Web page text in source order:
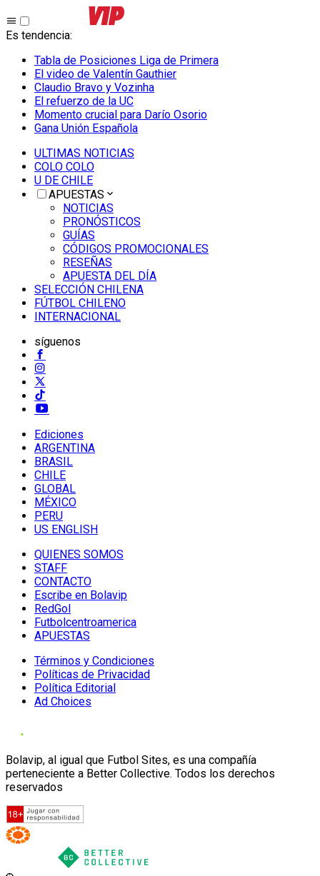
Es tendencia:
Tabla de Posiciones Liga de Primera
El video de Valentín Gauthier
Claudio Bravo y Vozinha
El refuerzo de la UC
Momento crucial para Darío Osorio
Gana Unión Española
ULTIMAS NOTICIAS
COLO COLO
U DE CHILE
APUESTAS
NOTICIAS
PRONÓSTICOS
GUÍAS
CÓDIGOS PROMOCIONALES
RESEÑAS
APUESTA DEL DÍA
SELECCIÓN CHILENA
FÚTBOL CHILENO
INTERNACIONAL
síguenos
Ediciones
ARGENTINA
BRASIL
CHILE
GLOBAL
MÉXICO
PERU
US ENGLISH
QUIENES SOMOS
STAFF
CONTACTO
Escribe en Bolavip
RedGol
Futbolcentroamerica
APUESTAS
Términos y Condiciones
Políticas de Privacidad
Política Editorial
Ad Choices
Bolavip, al igual que Futbol Sites, es una compañía
perteneciente a Better Collective. Todos los derechos
reservados